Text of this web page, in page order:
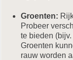
Groenten:
Probeer
te bieden
Groenten
rauw worden